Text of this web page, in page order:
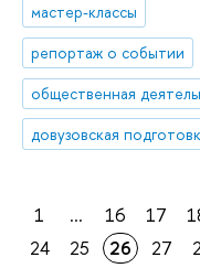
мастер-классы
репортаж о событии
общественная
довузовская
1 ... 16 17
24
25 26 27